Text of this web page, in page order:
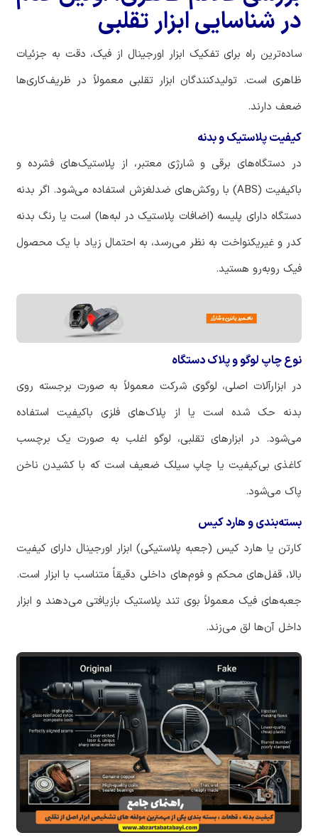
در شناسایی ابزار تقلبی
ساده‌ترین راه برای تفکیک ابزار اورجینال از فیک، دقت به جزئیات
ظاهری است. تولیدکنندگان ابزار تقلبی معمولاً در ظریف‌کاری‌ها
ضعف دارند.
کیفیت پلاستیک و بدنه
در دستگاه‌های برقی و شارژی معتبر، از پلاستیک‌های فشرده و
باکیفیت (ABS) با روکش‌های ضدلغزش استفاده می‌شود. اگر بدنه
دستگاه دارای پلیسه (اضافات پلاستیک در لبه‌ها) است یا رنگ بدنه
کدر و غیریکنواخت به نظر می‌رسد، به احتمال زیاد با یک محصول
فیک روبه‌رو هستید.
نوع چاپ لوگو و پلاک دستگاه
در ابزارآلات اصلی، لوگوی شرکت معمولاً به صورت برجسته روی
بدنه حک شده است یا از پلاک‌های فلزی باکیفیت استفاده
می‌شود. در ابزارهای تقلبی، لوگو اغلب به صورت یک برچسب
کاغذی بی‌کیفیت یا چاپ سیلک ضعیف است که با کشیدن ناخن
پاک می‌شود.
بسته‌بندی و هارد کیس
کارتن یا هارد کیس (جعبه پلاستیکی) ابزار اورجینال دارای کیفیت
بالا، قفل‌های محکم و فوم‌های داخلی دقیقاً متناسب با ابزار است.
جعبه‌های فیک معمولاً بوی تند پلاستیک بازیافتی می‌دهند و ابزار
داخل آن‌ها لق می‌زند.